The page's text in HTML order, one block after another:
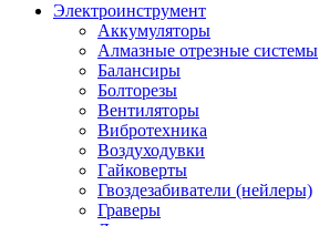
Электроинструмент
Аккумуляторы
Алмазные отрезные системы
Балансиры
Болторезы
Вентиляторы
Вибротехника
Воздуходувки
Гайковерты
Гвоздезабиватели (нейлеры)
Граверы